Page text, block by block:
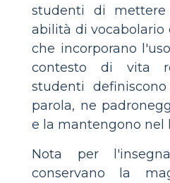
studenti di
abilità di vocabolario
che incorporano
contesto di vita
studenti
parola, ne
e la mantengono nel
Nota per
conservano la